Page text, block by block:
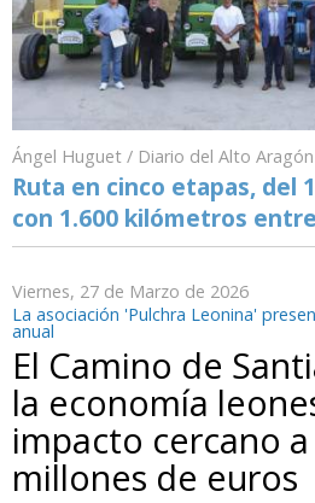
Ángel Huguet / Diario del Alto Aragón
Ruta en cinco etapas, del
con 1.600 kilómetros
Viernes, 27 de Marzo de 2026
La asociación 'Pulchra Leonina'
anual
El Camino de
la economía
impacto cercano
millones de euros